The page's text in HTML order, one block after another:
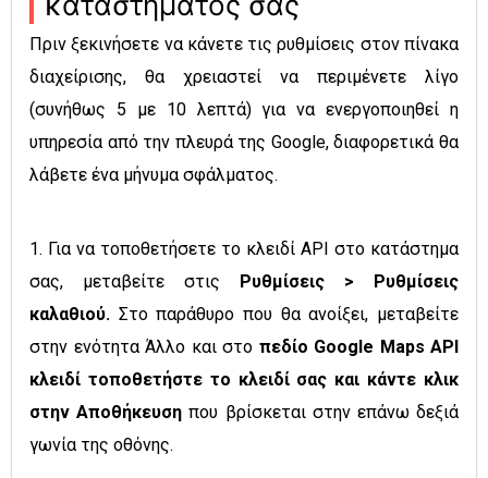
Πριν ξεκινήσετε να κάνετε τις ρυθμίσεις στον πίνακα
διαχείρισης, θα χρειαστεί να περιμένετε λίγο
(συνήθως 5 με 10 λεπτά) για να ενεργοποιηθεί η
υπηρεσία από την πλευρά της Google, διαφορετικά θα
λάβετε ένα μήνυμα σφάλματος.
1. Για να τοποθετήσετε το κλειδί API στο κατάστημα
σας, μεταβείτε στις Ρυθμίσεις > Ρυθμίσεις
καλαθιού. Στο παράθυρο που θα ανοίξει, μεταβείτε
στην ενότητα Άλλο και στο πεδίο Google Maps API
κλειδί τοποθετήστε το κλειδί σας και κάντε κλικ
στην Αποθήκευση που βρίσκεται στην επάνω δεξιά
γωνία της οθόνης.